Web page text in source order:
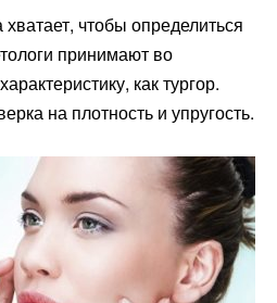
чтобы определиться
принимают во
как тургор.
на плотность и упругость.